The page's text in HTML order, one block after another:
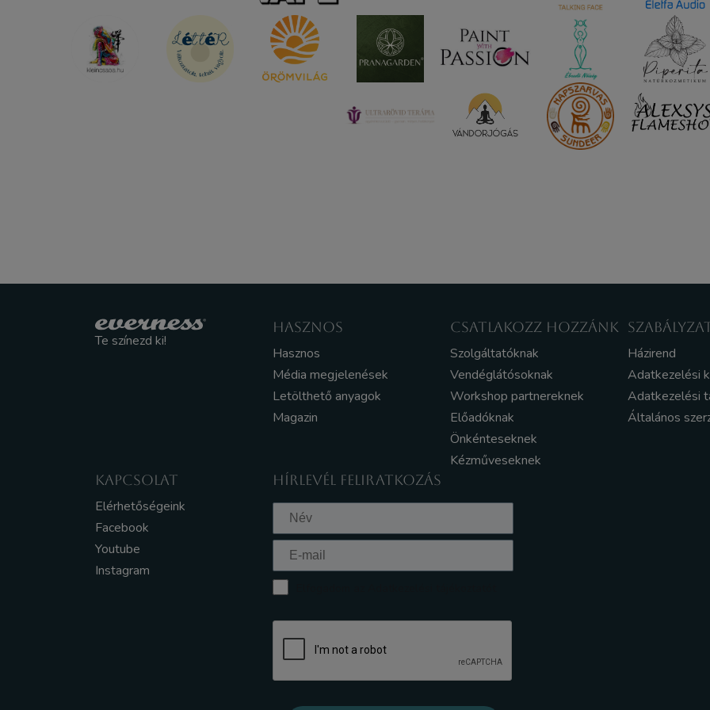
Te színezd ki!
HASZNOS
Hasznos
Média megjelenések
Letölthető anyagok
Magazin
CSATLAKOZZ HOZZÁNK
Szolgáltatóknak
Vendéglátósoknak
Workshop partnereknek
Előadóknak
Önkénteseknek
Kézműveseknek
Házirend
Adatkezelési
Adatkezelési
Általános
KAPCSOLAT
Elérhetőségeink
Facebook
Youtube
Instagram
HÍRLEVÉL FELIRATKOZÁS